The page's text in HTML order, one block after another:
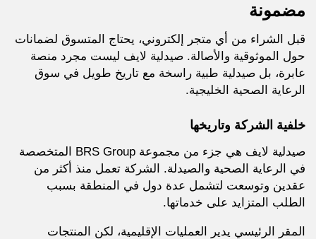
مضمونة
قبل الشراء من أي متجر إلكتروني، يحتاج المتسوق لضمانات
حول الموثوقية والأصالة. صيدلية لايف ليست مجرد منصة
عابرة، بل صيدلية طبية راسخة مع تاريخ طويل في سوق
الرعاية الصحية الخليجية.
خلفية الشركة وتاريخها
صيدلية لايف هي جزء من مجموعة BRS Group المتخصصة
في الرعاية الصحية والصيدلة. الشركة تعمل منذ أكثر من
عقدين وتوسعت لتشمل عدة دول في المنطقة بسبب
الطلب المتزايد على خدماتها.
المقر الرئيسي يدير العمليات الإقليمية، لكن المنتجات